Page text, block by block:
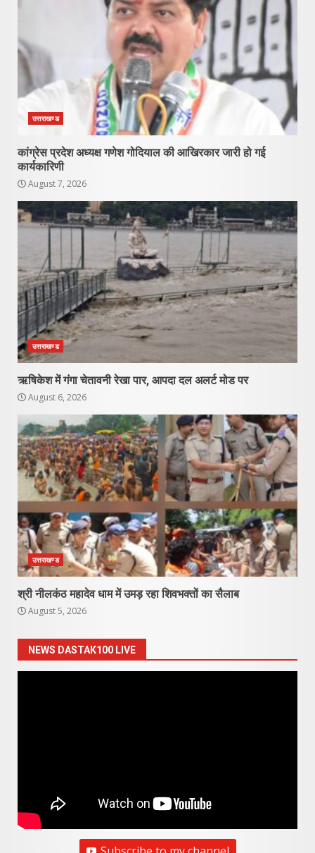
उत्तराखण्ड
कांग्रेस प्रदेश अध्यक्ष गणेश गोदियाल की आखिरकार जारी हो गई
कार्यकारिणी
August 7, 2026
उत्तराखण्ड
ऋषिकेश में गंगा चेतावनी रेखा पार, आपदा दल अलर्ट मोड पर
August 6, 2026
उत्तराखण्ड
श्री नीलकंठ महादेव धाम में उमड़ रहा शिवभक्तों का सैलाब
August 5, 2026
NEWS DASTAK100 LIVE